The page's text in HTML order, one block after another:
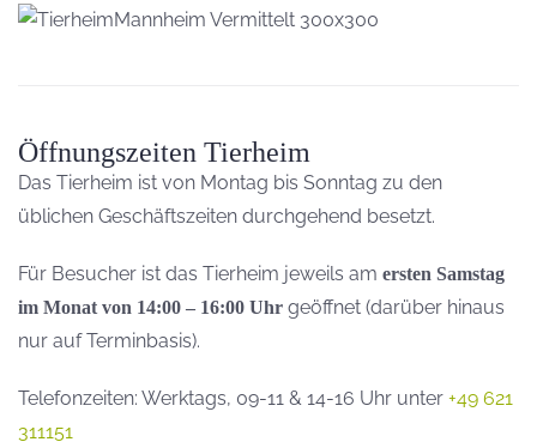
Öffnungszeiten Tierheim
Das Tierheim ist von Montag bis Sonntag zu den
üblichen Geschäftszeiten durchgehend besetzt.
Für Besucher ist das Tierheim jeweils am ersten Samstag
im Monat von 14:00 – 16:00 Uhr geöffnet (darüber hinaus
nur auf Terminbasis).
Telefonzeiten: Werktags, 09-11 & 14-16 Uhr unter +49 621
311151